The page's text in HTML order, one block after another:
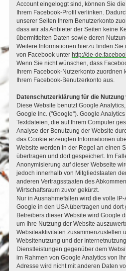
Account eingeloggt sind, können Sie
Ihrem Facebook-Profil verlinken.
unserer Seiten Ihrem Benutzerkonto
dass wir als Anbieter der Seiten keine
übermittelten Daten sowie deren
Weitere Informationen hierzu finden
von Facebook unter http://de-
Wenn Sie nicht wünschen, dass
Ihrem Facebook-Nutzerkonto
Ihrem Facebook-Benutzerkonto aus.
Datenschutzerklärung für die
Diese Website benutzt Google
Google Inc. ("Google"). Google
Textdateien, die auf Ihrem Computer
Analyse der Benutzung der Website
das Cookie erzeugten Informationen
Website werden in der Regel an einen
übertragen und dort gespeichert. Im
Anonymisierung auf dieser Webseite
jedoch innerhalb von Mitgliedstaaten
anderen Vertragsstaaten des
Wirtschaftsraum zuvor gekürzt.
Nur in Ausnahmefällen wird die volle
Google in den USA übertragen und dort
Betreibers dieser Website wird Google
um Ihre Nutzung der Website
Websiteaktivitäten zusammenzustellen
Websitenutzung und der
Dienstleistungen gegenüber dem
im Rahmen von Google Analytics von
Adresse wird nicht mit anderen Daten